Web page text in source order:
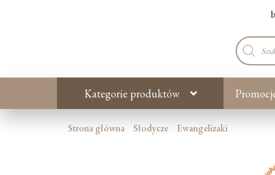
Kategorie produktów
Strona główna Słodycze Ewangelizaki